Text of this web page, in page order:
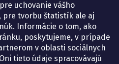
uchovanie vášho
pre tvorbu štatistík ale aj
Informácie o tom, ako
poskytujeme, v prípade
v oblasti sociálnych
tieto údaje spracovávajú